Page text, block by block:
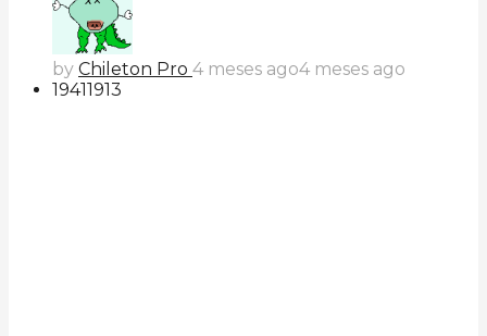
by Chileton Pro 4 meses ago4 meses ago
19411913